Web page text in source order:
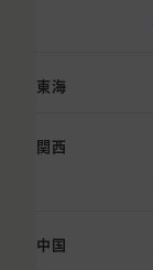
東海
関西
中国